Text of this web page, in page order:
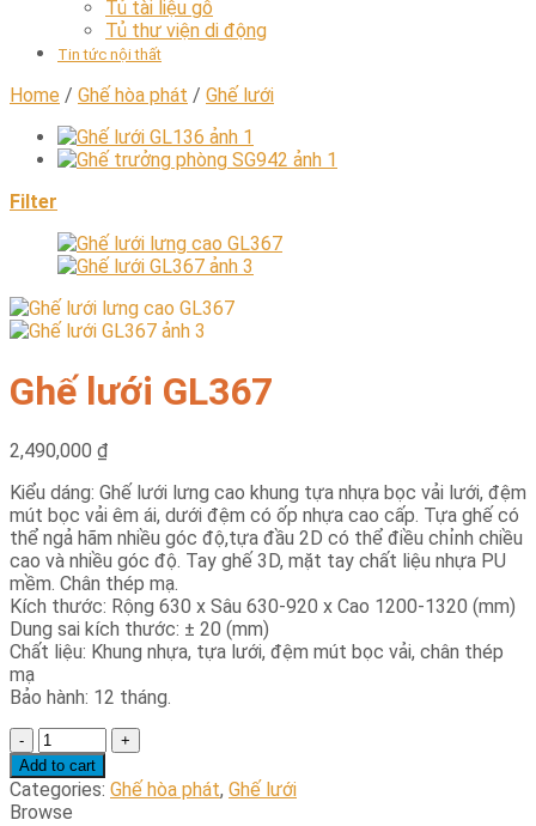
Tủ tài liệu gỗ
Tủ thư viện di động
Tin tức nội thất
Home / Ghế hòa phát / Ghế lưới
Filter
Ghế lưới GL367
2,490,000 ₫
Kiểu dáng: Ghế lưới lưng cao khung tựa nhựa bọc vải lưới, đệm
mút bọc vải êm ái, dưới đệm có ốp nhựa cao cấp. Tựa ghế có
thể ngả hãm nhiều góc độ,tựa đầu 2D có thể điều chỉnh chiều
cao và nhiều góc độ. Tay ghế 3D, mặt tay chất liệu nhựa PU
mềm. Chân thép mạ.
Kích thước: Rộng 630 x Sâu 630-920 x Cao 1200-1320 (mm)
Dung sai kích thước: ± 20 (mm)
Chất liệu: Khung nhựa, tựa lưới, đệm mút bọc vải, chân thép
mạ
Bảo hành: 12 tháng.
Ghế
lưới
GL367
quantity
Add to cart
Categories: Ghế hòa phát, Ghế lưới
Browse